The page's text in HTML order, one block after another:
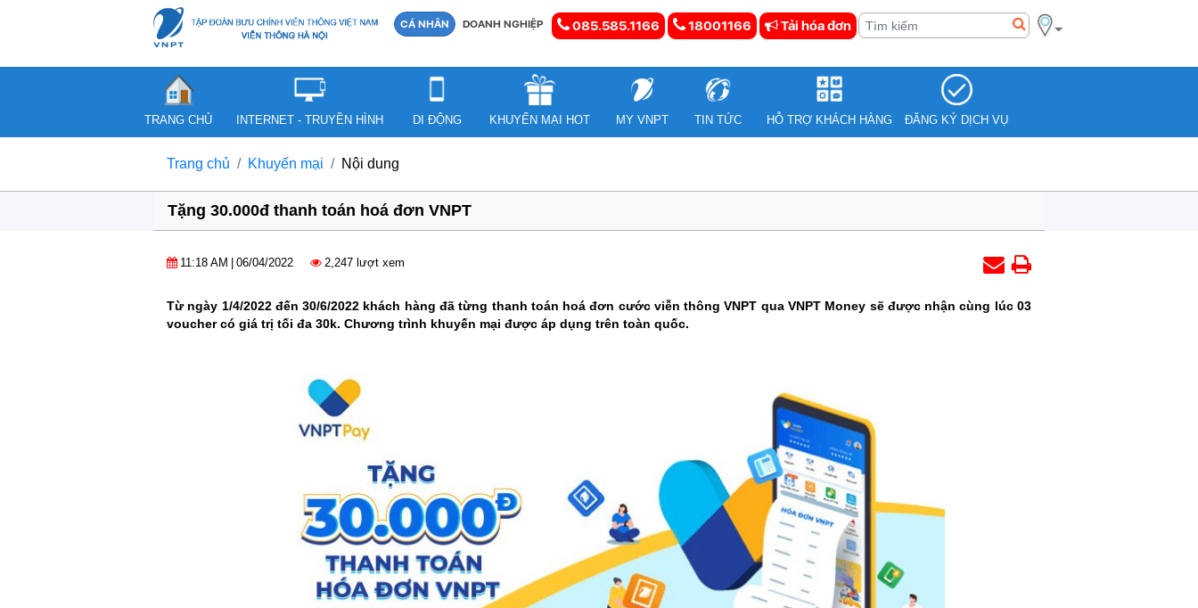
CÁ NHÂN DOANH NGHIỆP 085.585.1166 18001166 Tải hóa đơn
TRANG CHỦ INTERNET - TRUYỀN HÌNH DI ĐỘNG KHUYẾN MẠI HOT MY VNPT TIN TỨC HỖ TRỢ KHÁCH HÀNG ĐĂNG KÝ DỊCH VỤ
Trang chủ Khuyến mại Nội dung
Tặng 30.000đ thanh toán hoá đơn VNPT
11:18 AM 06/04/2022 2,247 lượt xem
Từ ngày 1/4/2022 đến 30/6/2022 khách hàng đã từng thanh toán hoá đơn cước viễn thông VNPT qua VNPT Money sẽ được nhận cùng lúc 03
voucher có giá trị tối đa 30k. Chương trình khuyến mại được áp dụng trên toàn quốc.